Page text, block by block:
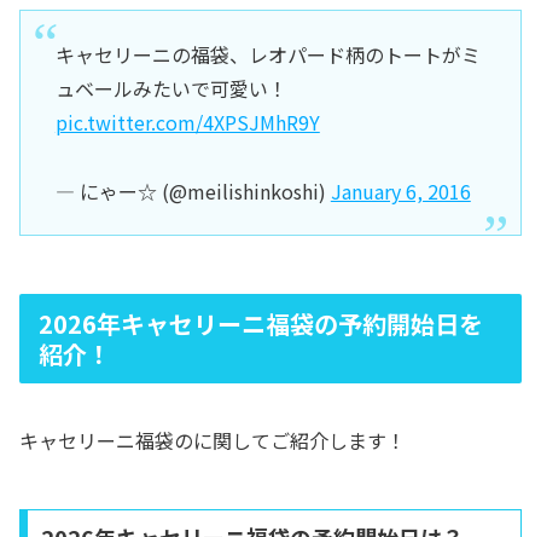
キャセリーニの福袋、レオパード柄のトートがミ
ュベールみたいで可愛い！
pic.twitter.com/4XPSJMhR9Y
— にゃー☆ (@meilishinkoshi) January 6, 2016
2026年キャセリーニ福袋の予約開始日を
紹介！
キャセリーニ福袋のに関してご紹介します！